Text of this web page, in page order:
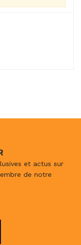
et actus sur
de notre